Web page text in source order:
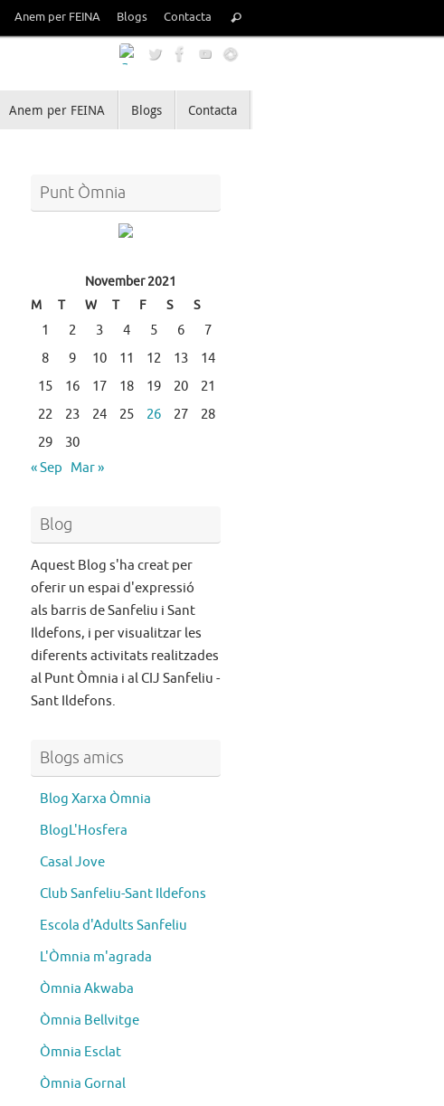
Anem per FEINA Blogs Contacta
for:
Search
Anem per FEINA Blogs Contacta
Punt Òmnia
November 2021
M
T W T F S S
1 2 3 4 5 6
7
8
9 10 11 12 13
14
15
16 17 18 19 20
21
22
23 24 25 26 27
28
29
30
« Sep Mar »
Blog
Aquest Blog s'ha creat per
oferir un espai d'expressió
als barris de Sanfeliu i Sant
Ildefons, i per visualitzar les
diferents activitats realitzades
al Punt Òmnia i al CIJ Sanfeliu -
Sant Ildefons.
Blogs amics
Blog Xarxa Òmnia
BlogL'Hosfera
Casal Jove
Club Sanfeliu-Sant Ildefons
Escola d'Adults Sanfeliu
L'Òmnia m'agrada
Òmnia Akwaba
Òmnia Bellvitge
Òmnia Esclat
Òmnia Gornal